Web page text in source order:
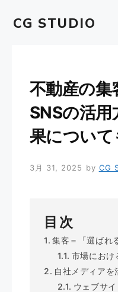
CG STUDIO
不動産の集
SNSの活用
果につい
3月 31, 2025 by CG
目次
集客＝「選ばれ
市場におけ
自社メディアを
ウェブサ